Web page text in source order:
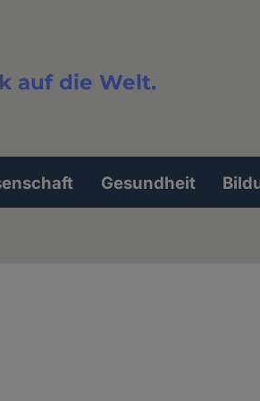
auf die Welt.
Gesundheit